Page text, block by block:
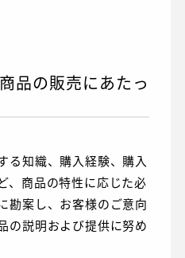
品の販売にあたっ
る知織、購入経験、購入
、商品の特性に応じた必
勘案し、お客様のご意向
の説明および提供に努め